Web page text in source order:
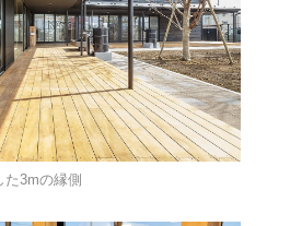
た3mの縁側